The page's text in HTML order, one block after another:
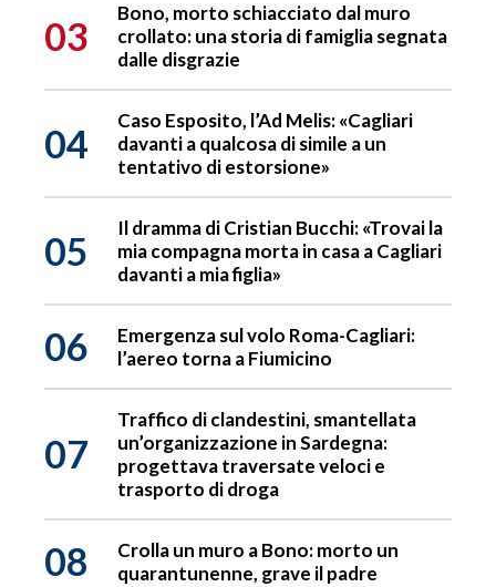
03
Bono, morto schiacciato dal muro
crollato: una storia di famiglia segnata
dalle disgrazie
04
Caso Esposito, l’Ad Melis: «Cagliari
davanti a qualcosa di simile a un
tentativo di estorsione»
05
Il dramma di Cristian Bucchi: «Trovai la
mia compagna morta in casa a Cagliari
davanti a mia figlia»
06
Emergenza sul volo Roma-Cagliari:
l’aereo torna a Fiumicino
07
Traffico di clandestini, smantellata
un’organizzazione in Sardegna:
progettava traversate veloci e
trasporto di droga
08
Crolla un muro a Bono: morto un
quarantunenne, grave il padre